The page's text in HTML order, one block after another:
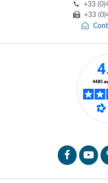
+33
+33